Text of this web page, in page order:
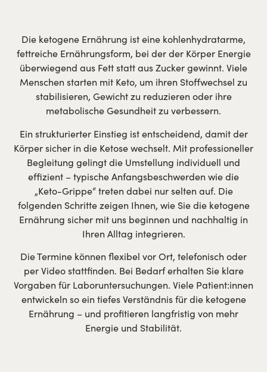
Die ketogene Ernährung ist eine kohlenhydratarme,
fettreiche Ernährungsform, bei der der Körper Energie
überwiegend aus Fett statt aus Zucker gewinnt. Viele
Menschen starten mit Keto, um ihren Stoffwechsel zu
stabilisieren, Gewicht zu reduzieren oder ihre
metabolische Gesundheit zu verbessern.
Ein strukturierter Einstieg ist entscheidend, damit der
Körper sicher in die Ketose wechselt. Mit professioneller
Begleitung gelingt die Umstellung individuell und
effizient – typische Anfangsbeschwerden wie die
„Keto-Grippe“ treten dabei nur selten auf. Die
folgenden Schritte zeigen Ihnen, wie Sie die ketogene
Ernährung sicher mit uns beginnen und nachhaltig in
Ihren Alltag integrieren.
Die Termine können flexibel vor Ort, telefonisch oder
per Video stattfinden. Bei Bedarf erhalten Sie klare
Vorgaben für Laboruntersuchungen. Viele Patient:innen
entwickeln so ein tiefes Verständnis für die ketogene
Ernährung – und profitieren langfristig von mehr
Energie und Stabilität.